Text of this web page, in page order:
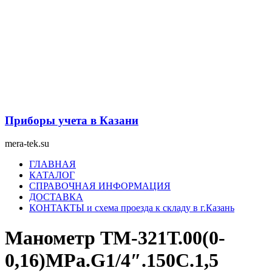
Приборы учета в Казани
mera-tek.su
МенюГЛАВНАЯ
КАТАЛОГ
СПРАВОЧНАЯ ИНФОРМАЦИЯ
ДОСТАВКА
КОНТАКТЫ и схема проезда к складу в г.Казань
Манометр ТМ-321Т.00(0-
0,16)MPa.G1/4″.150С.1,5